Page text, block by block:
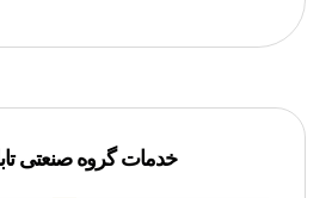
خدمات گروه صنعتی